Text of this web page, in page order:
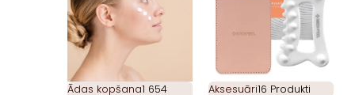
Ādas kopšana1 654
Aksesuāri16 Produkti